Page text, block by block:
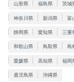
山形県 福島県 茨城
神奈川県 新潟県 富
静岡県 愛知県 三重
和歌山県 鳥取県 島
愛媛県 高知県 福岡
鹿児島県 沖縄県